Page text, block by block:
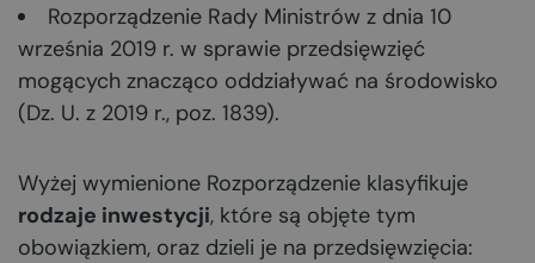
Rozporządzenie Rady Ministrów z dnia 10
września 2019 r. w sprawie przedsięwzięć
mogących znacząco oddziaływać na środowisko
(Dz. U. z 2019 r., poz. 1839).
Wyżej wymienione Rozporządzenie klasyfikuje
rodzaje inwestycji, które są objęte tym
obowiązkiem, oraz dzieli je na przedsięwzięcia: